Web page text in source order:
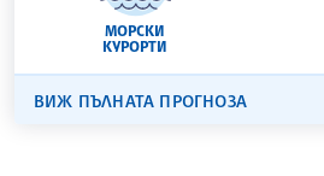
МОРСКИ
КУРОРТИ
ВИЖ ПЪЛНАТА ПРОГНОЗА